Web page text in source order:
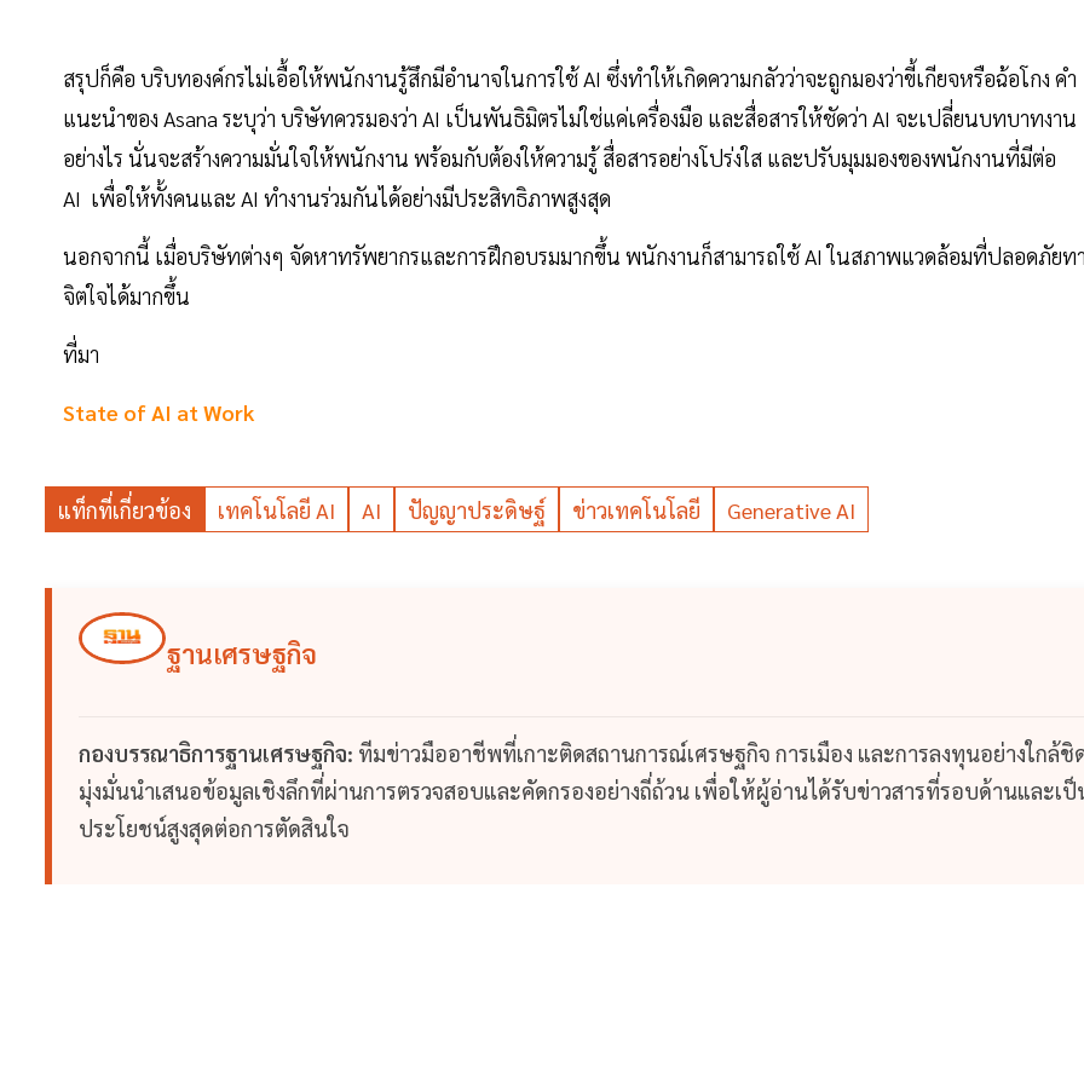
สรุปก็คือ บริบทองค์กรไม่เอื้อให้พนักงานรู้สึกมีอำนาจในการใช้ AI ซึ่งทำให้เกิดความกลัวว่าจะถูกมองว่าขี้เกียจหรือฉ้อโกง คำ
แนะนำของ Asana ระบุว่า บริษัทควรมองว่า AI เป็นพันธิมิตรไม่ใช่แค่เครื่องมือ และสื่อสารให้ชัดว่า AI จะเปลี่ยนบทบาทงาน
อย่างไร นั่นจะสร้างความมั่นใจให้พนักงาน พร้อมกับต้องให้ความรู้ สื่อสารอย่างโปร่งใส และปรับมุมมองของพนักงานที่มีต่อ
AI เพื่อให้ทั้งคนและ AI ทำงานร่วมกันได้อย่างมีประสิทธิภาพสูงสุด
นอกจากนี้ เมื่อบริษัทต่างๆ จัดหาทรัพยากรและการฝึกอบรมมากขึ้น พนักงานก็สามารถใช้ AI ในสภาพแวดล้อมที่ปลอดภัยท
จิตใจได้มากขึ้น
ที่มา
State of AI at Work
แท็กที่เกี่ยวข้อง เทคโนโลยี AI AI ปัญญาประดิษฐ์ ข่าวเทคโนโลยี Generative AI
ฐานเศรษฐกิจ
กองบรรณาธิการฐานเศรษฐกิจ: ทีมข่าวมืออาชีพที่เกาะติดสถานการณ์เศรษฐกิจ การเมือง และการลงทุนอย่างใกล้ชิ
มุ่งมั่นนำเสนอข้อมูลเชิงลึกที่ผ่านการตรวจสอบและคัดกรองอย่างถี่ถ้วน เพื่อให้ผู้อ่านได้รับข่าวสารที่รอบด้านและเป็
ประโยชน์สูงสุดต่อการตัดสินใจ